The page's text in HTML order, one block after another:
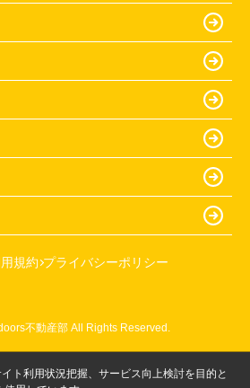
規約 プライバシーポリシー
不動産部 All Rights Reserved.
ト利用状況把握、サービス向上検討を目的と